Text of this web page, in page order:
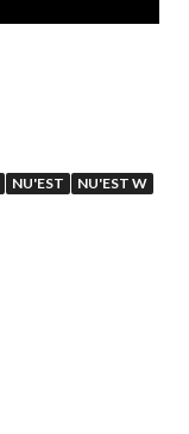
NU'EST
NU'EST W